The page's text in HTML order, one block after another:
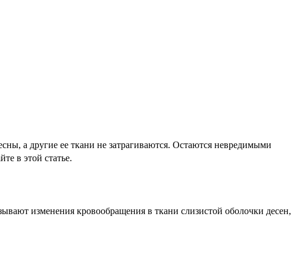
а другие ее ткани не затрагиваются. Остаются невредимыми
в этой статье.
изменения кровообращения в ткани слизистой оболочки десен,